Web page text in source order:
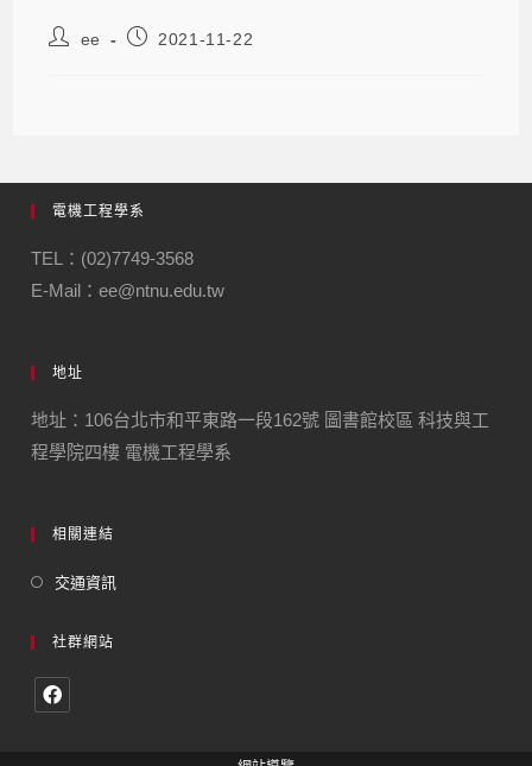
ee 2021-11-22
電機工程學系
TEL：(02)7749-3568
E-Mail：ee@ntnu.edu.tw
地址
地址：106台北市和平東路一段162號 圖書館校區 科技與工
程學院四樓 電機工程學系
相關連結
交通資訊
社群網站